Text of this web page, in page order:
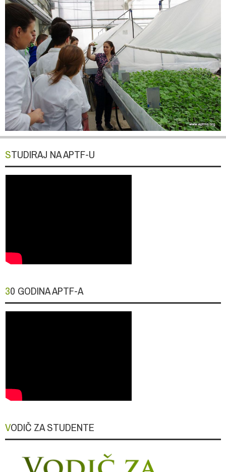
STUDIRAJ NA APTF-U
30 GODINA APTF-A
VODIČ ZA STUDENTE